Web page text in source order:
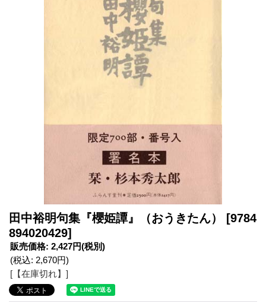
田中裕明句集『櫻姫譚』（おうきたん）
[9784
894020429]
販売価格: 2,427円(税別)
(税込: 2,670円)
[【在庫切れ】]